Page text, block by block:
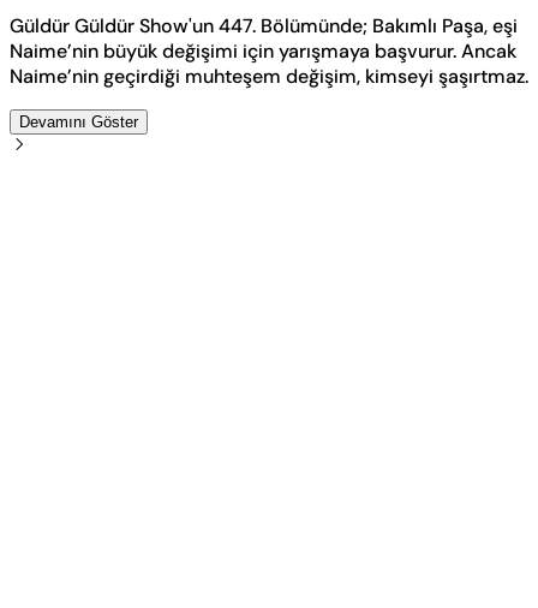
Güldür Güldür Show'un 447. Bölümünde; Bakımlı Paşa, eşi
Naime’nin büyük değişimi için yarışmaya başvurur. Ancak
Naime’nin geçirdiği muhteşem değişim, kimseyi şaşırtmaz.
Devamını Göster